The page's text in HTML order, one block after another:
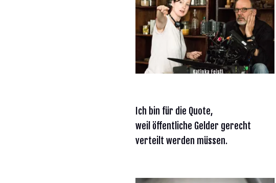
Ich bin für die Quote,
weil öffentliche Gelder gerecht
verteilt werden müssen.